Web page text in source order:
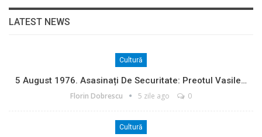
LATEST NEWS
Cultură
5 August 1976. Asasinați De Securitate: Preotul Vasile…
Florin Dobrescu 5 zile ago 0
Cultură